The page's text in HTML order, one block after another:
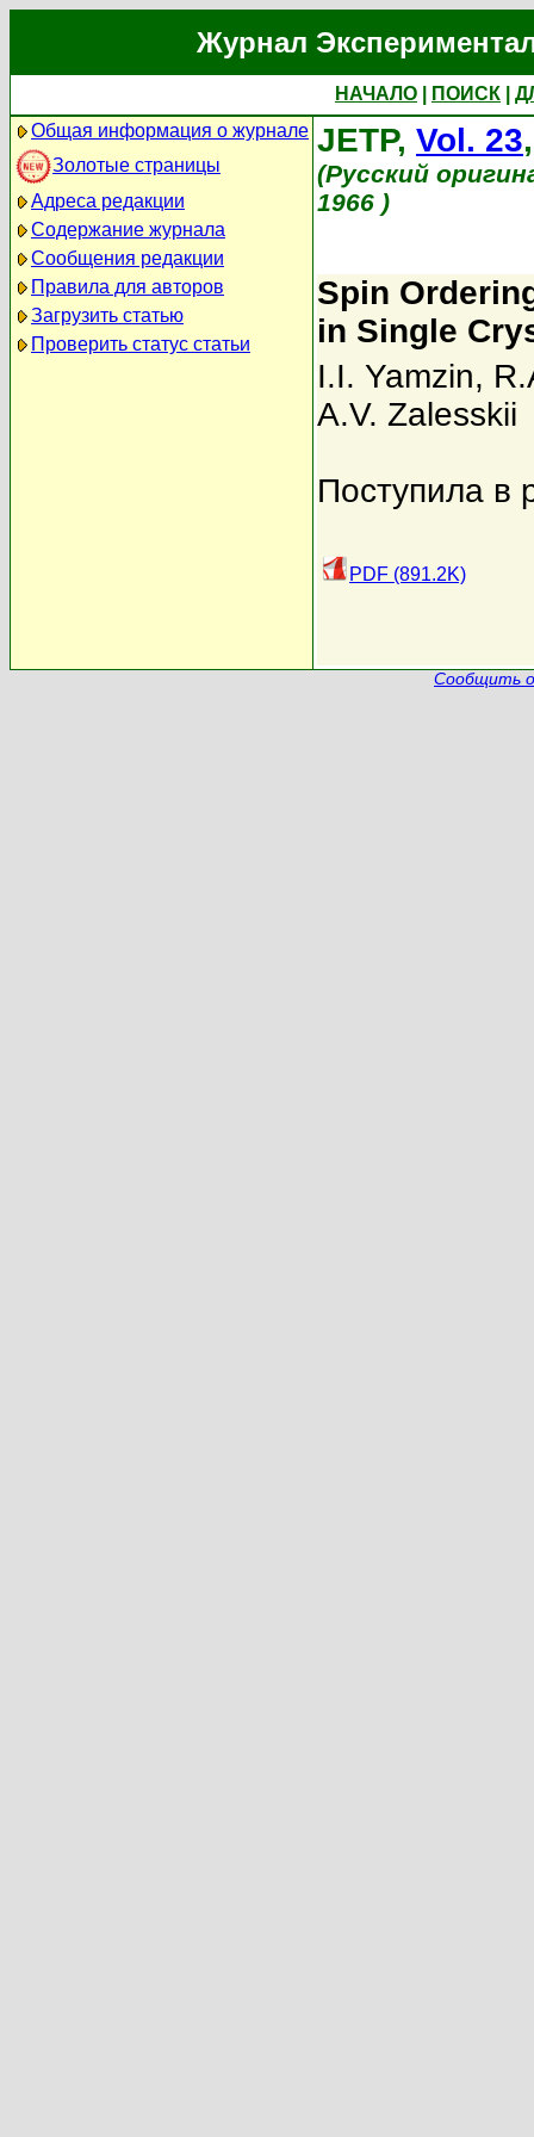
Журнал
НАЧАЛО ПОИСК
Общая информация о журнале
Золотые страницы
Адреса редакции
Содержание журнала
Сообщения редакции
Правила для авторов
Загрузить статью
Проверить статус статьи
JETP, Vol. 23
(Русский
1966 )
Spin
in Single
I.I. Yamzin,
A.V. Zalesskii
Поступила в
PDF (891.2K)
Сообщить о